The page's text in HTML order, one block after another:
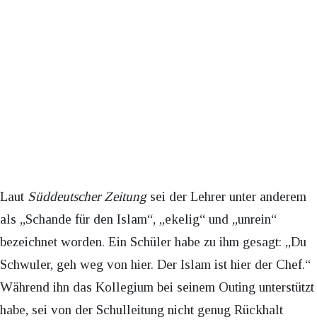
Laut Süddeutscher Zeitungsei der Lehrer unter anderem
als „Schande für den Islam“, „ekelig“ und „unrein“
bezeichnet worden. Ein Schüler habe zu ihm gesagt: „Du
Schwuler, geh weg von hier. Der Islam ist hier der Chef.“
Während ihn das Kollegium bei seinem Outing unterstützt
habe, sei von der Schulleitung nicht genug Rückhalt